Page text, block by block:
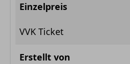
Einzelpreis
VVK Ticket
Erstellt von